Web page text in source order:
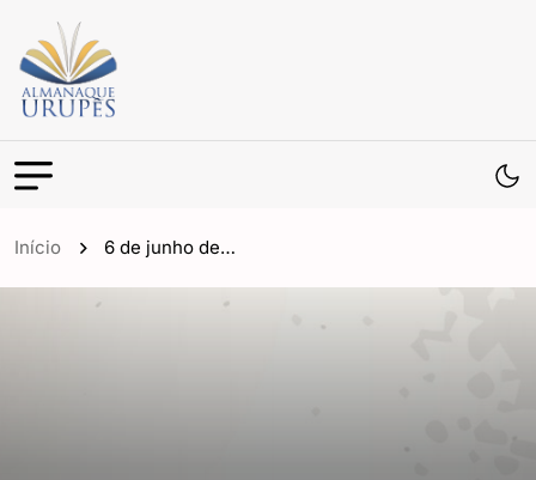
Início 6 de junho de…